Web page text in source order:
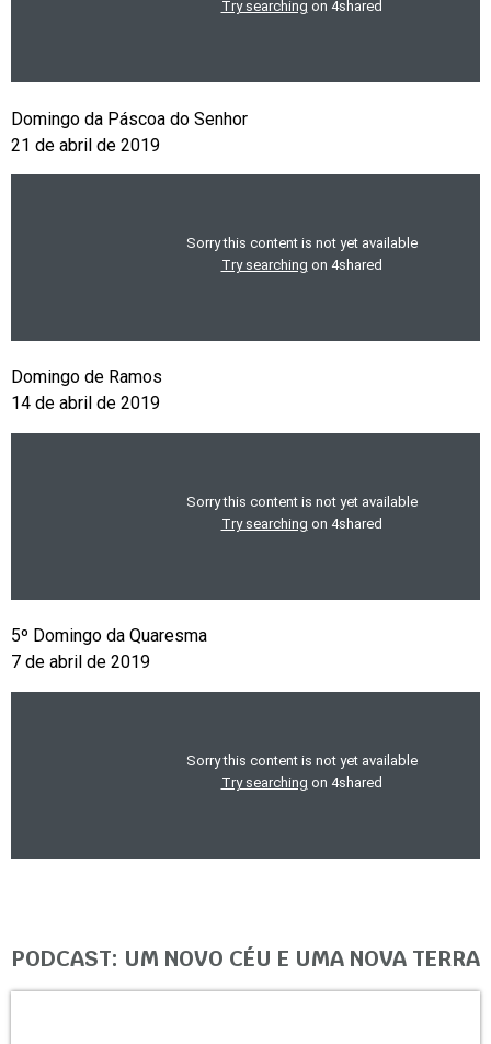
Domingo da Páscoa do Senhor
21 de abril de 2019
Domingo de Ramos
14 de abril de 2019
5º Domingo da Quaresma
7 de abril de 2019
PODCAST: UM NOVO CÉU E UMA NOVA TERRA